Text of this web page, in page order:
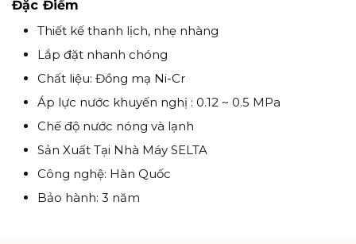
Đặc Điểm
Thiết kế thanh lịch, nhẹ nhàng
Lắp đặt nhanh chóng
Chất liệu: Đồng mạ Ni-Cr
Áp lực nước khuyến nghị : 0.12 ~ 0.5 MPa
Chế độ nước nóng và lạnh
Sản Xuất Tại Nhà Máy SELTA
Công nghệ: Hàn Quốc
Bảo hành: 3 năm